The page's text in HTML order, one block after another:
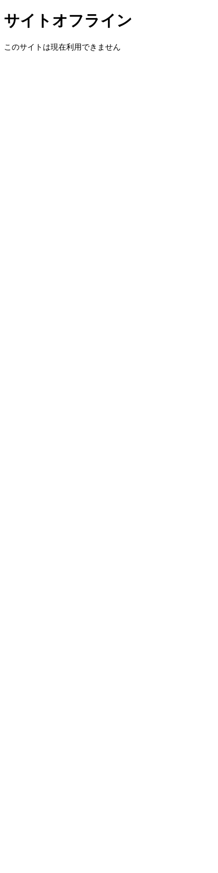
サイトオフライン
このサイトは現在利用できません